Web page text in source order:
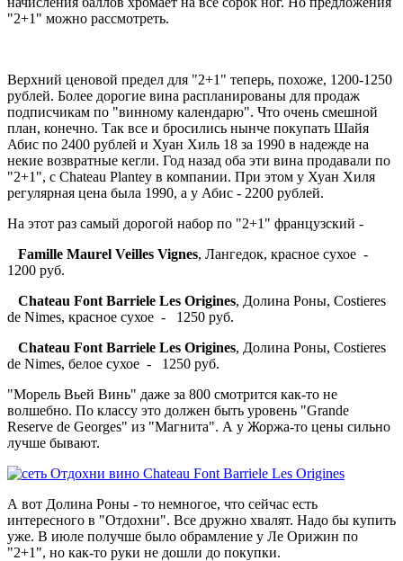
"2+1" можно рассмотреть.
Верхний ценовой предел для "2+1" теперь, похоже, 1200-1250
рублей. Более дорогие вина распланированы для продаж
подписчикам по "винному календарю". Что очень смешной
план, конечно. Так все и бросились нынче покупать Шайя
Абис по 2400 рублей и Хуан Хиль 18 за 1990 в надежде на
некие возвратные кегли. Год назад оба эти вина продавали по
"2+1", с Chateau Plantey в компании. При этом у Хуан Хиля
регулярная цена была 1990, а у Абис - 2200 рублей.
На этот раз самый дорогой набор по "2+1" французский -
Famille Maurel Veilles Vignes, Лангедок, красное сухое -
1200 руб.
Chateau Font Barriele Les Origines, Долина Роны, Costieres
de Nimes, красное сухое - 1250 руб.
Chateau Font Barriele Les Origines, Долина Роны, Costieres
de Nimes, белое сухое - 1250 руб.
"Морель Вьей Винь" даже за 800 смотрится как-то не
волшебно. По классу это должен быть уровень "Grande
Reserve de Georges" из "Магнита". А у Жоржа-то цены сильно
лучше бывают.
А вот Долина Роны - то немногое, что сейчас есть
интересного в "Отдохни". Все дружно хвалят. Надо бы купить
уже. В июле получше было обрамление у Ле Орижин по
"2+1", но как-то руки не дошли до покупки.